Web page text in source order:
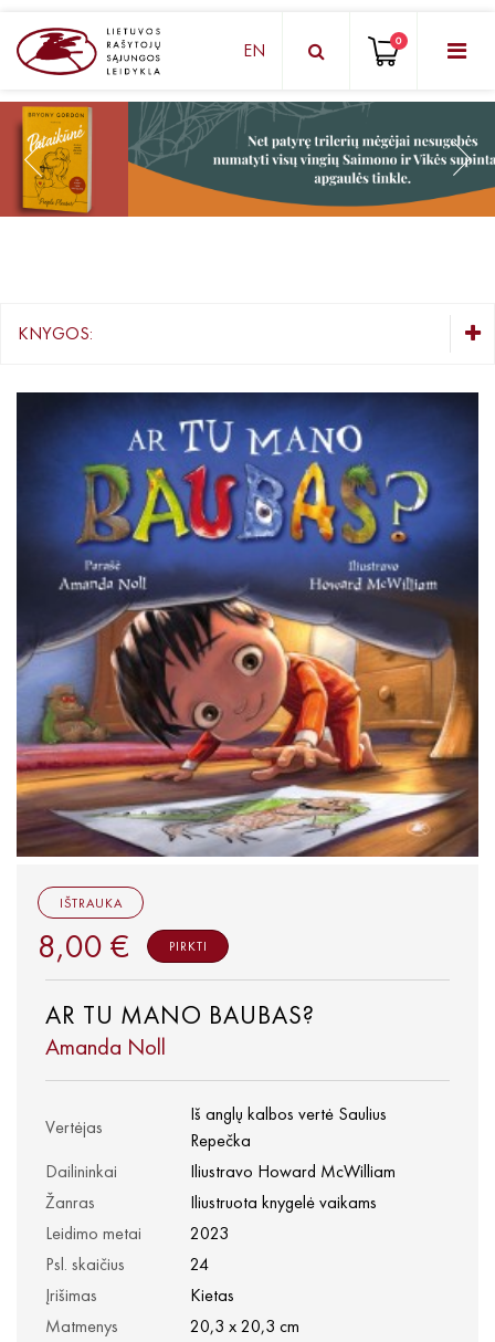
KNYGŲ DĖŽUTĖ - STAIGMENA
Grožinė literatūra
Knygos su autografais
KNYGOS PIGIAU
Išparduota
EN 0
KNYGOS:
Grožinė literatūra
Knygos vaikams ir paaugliams
Mažiausiems ( 2 - 6 m.)
Pradedantiems skaityti ( 6 - 8 m.)
Įgudusiems skaitytojams ( 9m. +)
Negrožinė literatūra
El. knygos
Audioknygos
Knygos su autografais
KNYGOS PIGIAU
Išparduota
AR TU MANO BAUBAS?
Amanda Noll
Vertėjas
Iš anglų kalbos vertė Saulius
Repečka
Dailininkai
Iliustravo Howard McWilliam
Žanras
Iliustruota knygelė vaikams
Leidimo metai
2023
Psl. skaičius
24
Įrišimas
Kietas
Matmenys
20,3 x 20,3 cm
IŠTRAUKA
8,00 € PIRKTI